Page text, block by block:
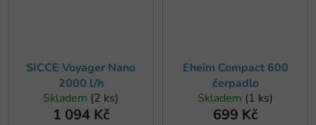
SICCE Voyager Nano
2000 l/h
Skladem (2 ks)
1 094 Kč
Eheim Compact 600
čerpadlo
Skladem (1 ks)
699 Kč